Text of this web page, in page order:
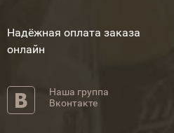
Надёжная оплата заказа
онлайн
Наша группа
Вконтакте